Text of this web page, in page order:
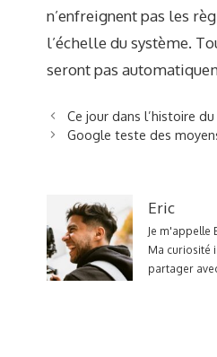
n’enfreignent pas les
l’échelle du système.
seront pas
Ce jour dans l’histoire
Google teste des
Eric
Je m'appelle
Ma curiosité
partager